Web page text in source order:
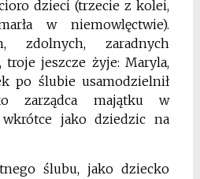
dzieci (trzecie z kolei,
w niemowlęctwie).
zdolnych, zaradnych
troje jeszcze żyje: Maryla,
po ślubie usamodzielnił
zarządca majątku w
jako dziedzic na
ślubu, jako dziecko